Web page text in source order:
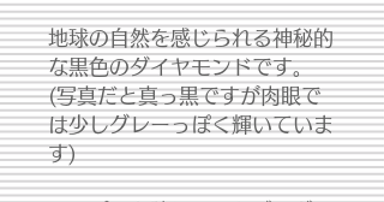
地球の自然を感じられる神秘的
な黒色のダイヤモンドです。
(写真だと真っ黒ですが肉眼で
は少しグレーっぽく輝いていま
す)